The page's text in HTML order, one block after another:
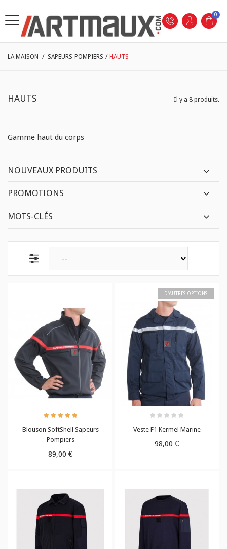
0
LA MAISON / SAPEURS-POMPIERS / HAUTS
HAUTS Il y a 8 produits.
Gamme haut du corps
NOUVEAUX PRODUITS
PROMOTIONS
MOTS-CLÉS
Blouson SoftShell Sapeurs
Pompiers
89,00 €
D'AUTRES OPTIONS
Veste F1 Kermel Marine
98,00 €